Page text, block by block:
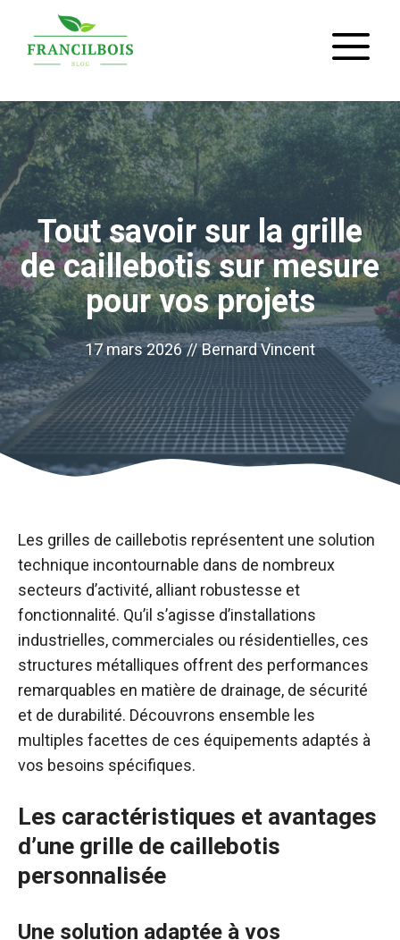
contenu
Tout savoir sur la grille
de caillebotis sur mesure
pour vos projets
17 mars 2026 // Bernard Vincent
Les grilles de caillebotis représentent une solution
technique incontournable dans de nombreux
secteurs d’activité, alliant robustesse et
fonctionnalité. Qu’il s’agisse d’installations
industrielles, commerciales ou résidentielles, ces
structures métalliques offrent des performances
remarquables en matière de drainage, de sécurité
et de durabilité. Découvrons ensemble les
multiples facettes de ces équipements adaptés à
vos besoins spécifiques.
Les caractéristiques et avantages
d’une grille de caillebotis
personnalisée
Une solution adaptée à vos